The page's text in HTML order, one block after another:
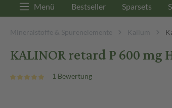
Menü Bestseller Sparsets
Mineralstoffe & Spurenelemente Kalium
KALINOR retard P 600
1 Bewertung